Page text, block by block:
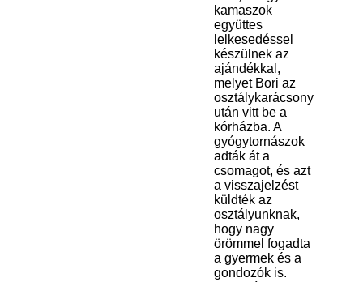
kamaszok
együttes
lelkesedéssel
készülnek az
ajándékkal,
melyet Bori az
osztálykarácsony
után vitt be a
kórházba. A
gyógytornászok
adták át a
csomagot, és azt
a visszajelzést
küldték az
osztályunknak,
hogy nagy
örömmel fogadta
a gyermek és a
gondozók is.